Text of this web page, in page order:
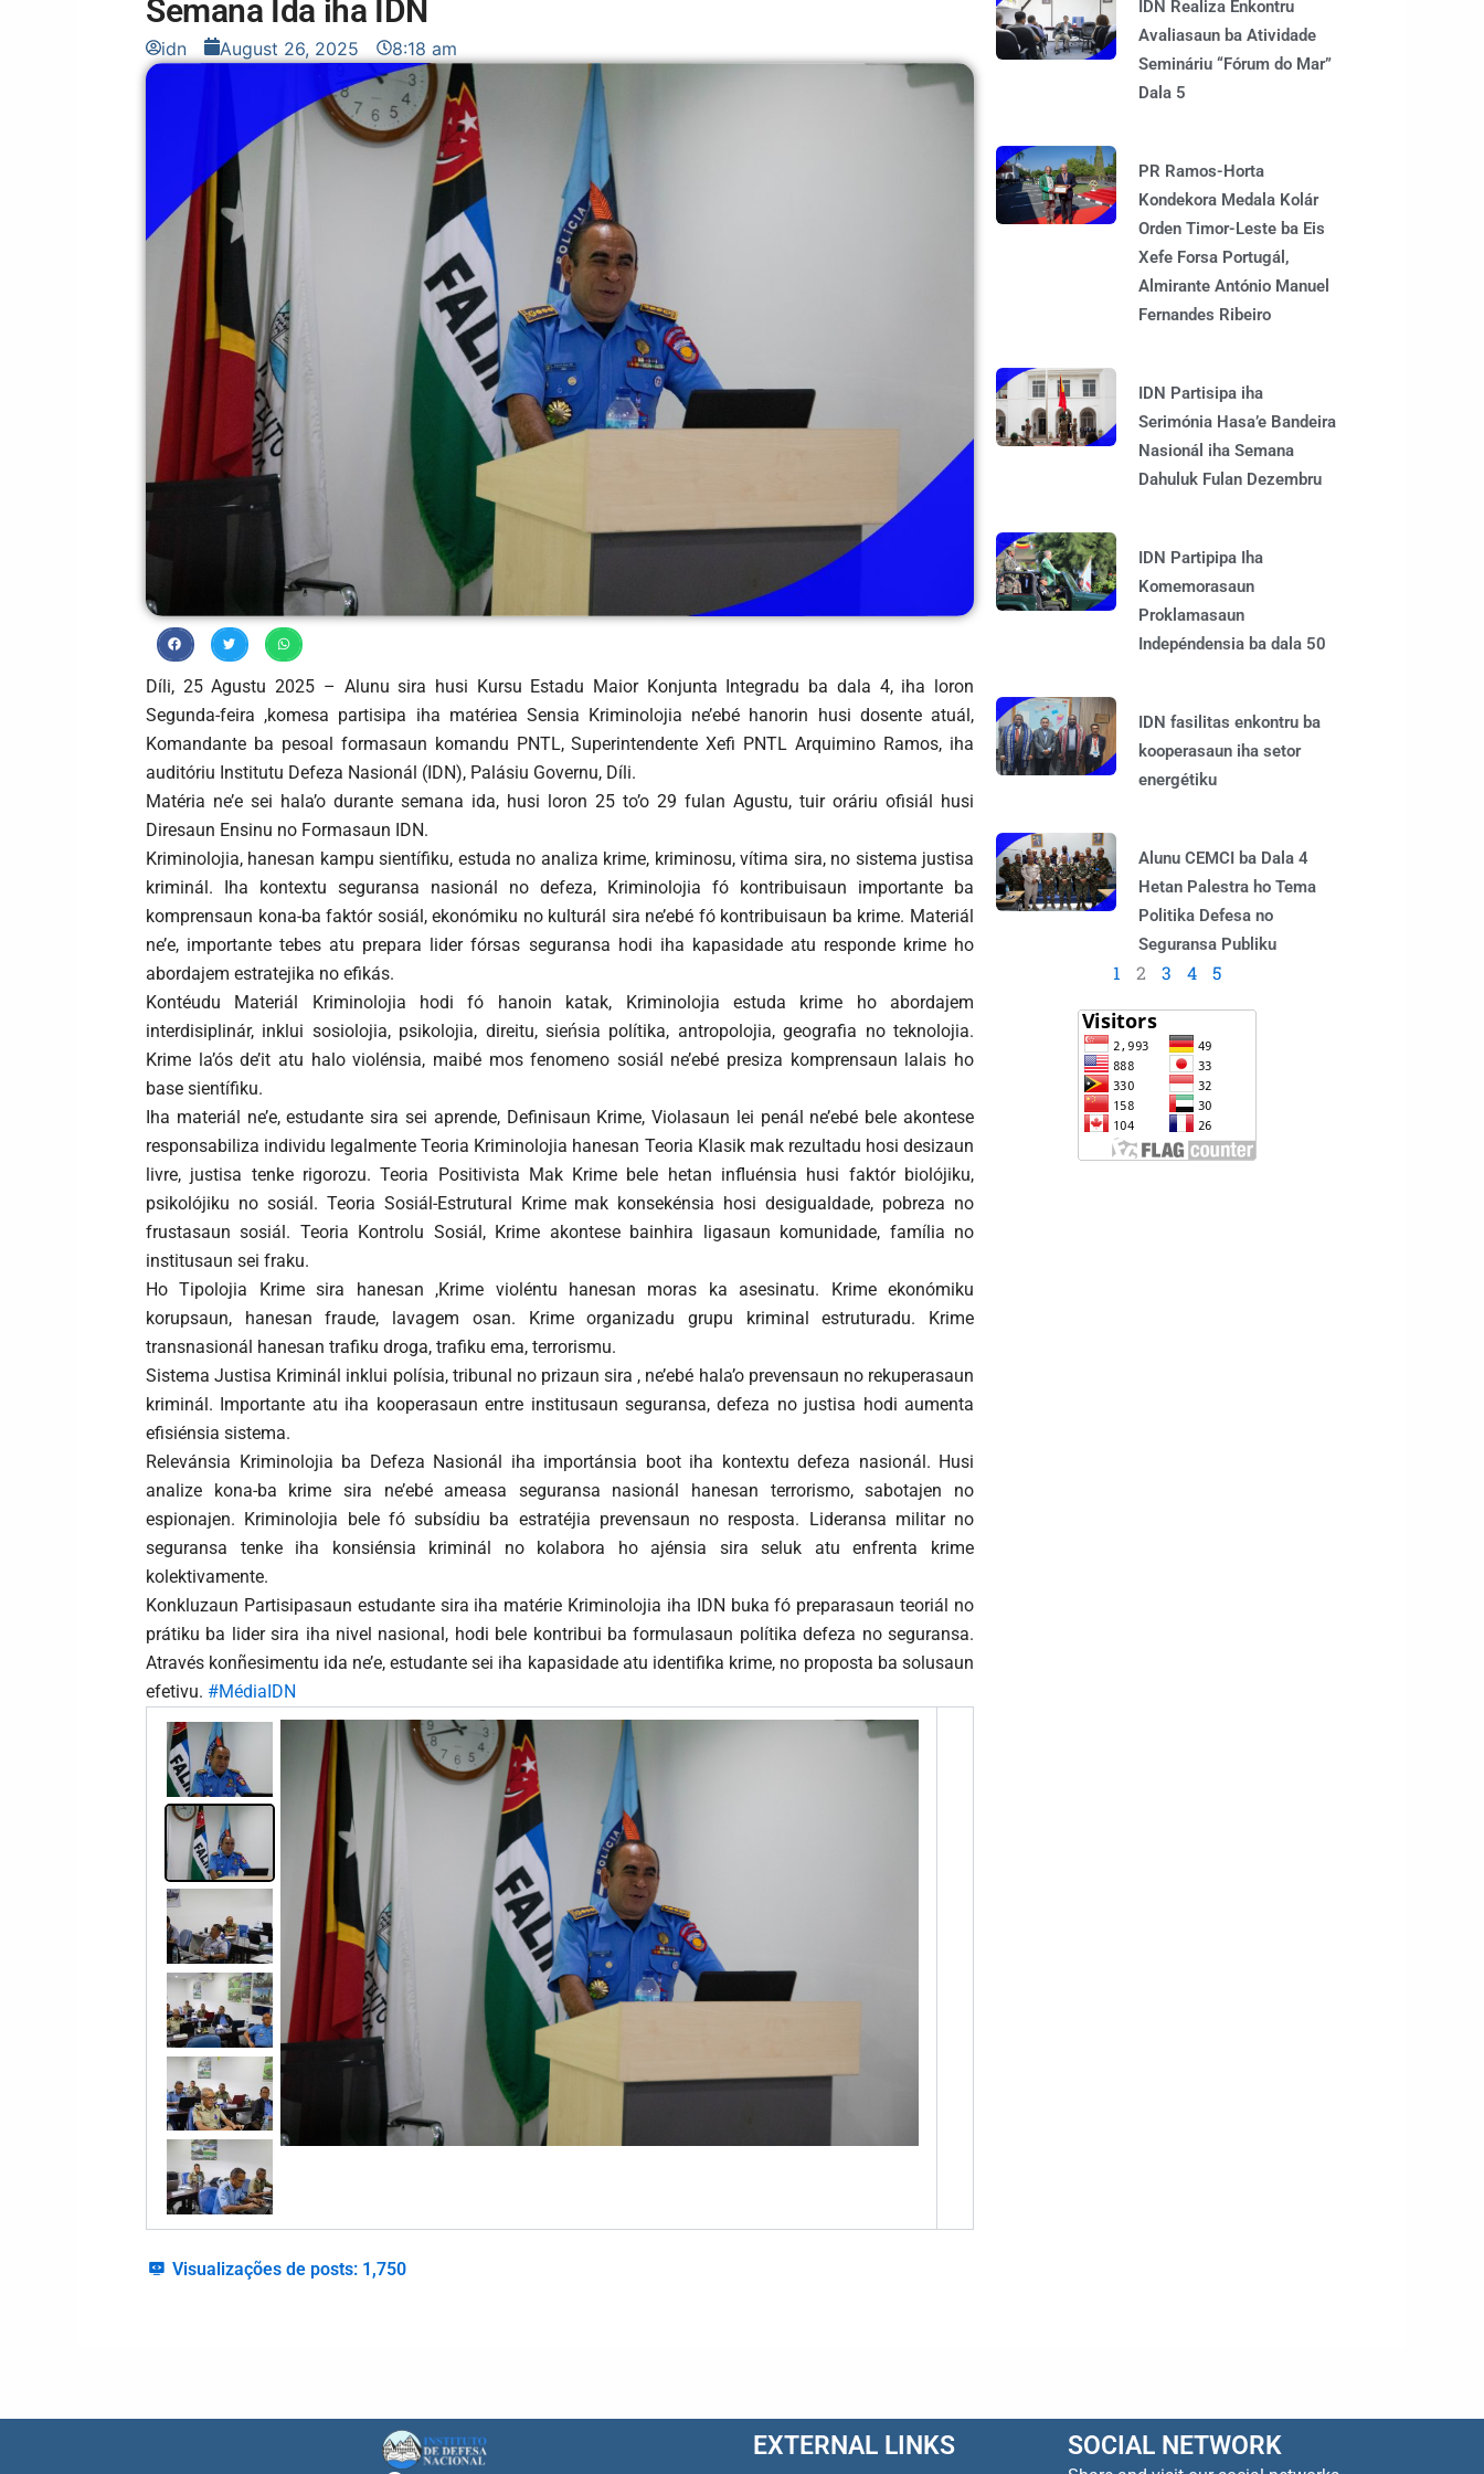
Semana Ida iha IDN
idn August 26, 2025 8:18 am
Díli, 25 Agustu 2025 – Alunu sira husi Kursu Estadu Maior Konjunta Integradu ba dala 4, iha loron
Segunda-feira ,komesa partisipa iha matériea Sensia Kriminolojia ne’ebé hanorin husi dosente atuál,
Komandante ba pesoal formasaun komandu PNTL, Superintendente Xefi PNTL Arquimino Ramos, iha
auditóriu Institutu Defeza Nasionál (IDN), Palásiu Governu, Díli.
Matéria ne’e sei hala’o durante semana ida, husi loron 25 to’o 29 fulan Agustu, tuir oráriu ofisiál husi
Diresaun Ensinu no Formasaun IDN.
Kriminolojia, hanesan kampu sientífiku, estuda no analiza krime, kriminosu, vítima sira, no sistema justisa
kriminál. Iha kontextu seguransa nasionál no defeza, Kriminolojia fó kontribuisaun importante ba
komprensaun kona-ba faktór sosiál, ekonómiku no kulturál sira ne’ebé fó kontribuisaun ba krime. Materiál
ne’e, importante tebes atu prepara lider fórsas seguransa hodi iha kapasidade atu responde krime ho
abordajem estratejika no efikás.
Kontéudu Materiál Kriminolojia hodi fó hanoin katak, Kriminolojia estuda krime ho abordajem
interdisiplinár, inklui sosiolojia, psikolojia, direitu, sieńsia polítika, antropolojia, geografia no teknolojia.
Krime la’ós de’it atu halo violénsia, maibé mos fenomeno sosiál ne’ebé presiza komprensaun lalais ho
base sientífiku.
Iha materiál ne’e, estudante sira sei aprende, Definisaun Krime, Violasaun lei penál ne’ebé bele akontese
responsabiliza individu legalmente Teoria Kriminolojia hanesan Teoria Klasik mak rezultadu hosi desizaun
livre, justisa tenke rigorozu. Teoria Positivista Mak Krime bele hetan influénsia husi faktór biolójiku,
psikolójiku no sosiál. Teoria Sosiál-Estrutural Krime mak konsekénsia hosi desigualdade, pobreza no
frustasaun sosiál. Teoria Kontrolu Sosiál, Krime akontese bainhira ligasaun komunidade, família no
institusaun sei fraku.
Ho Tipolojia Krime sira hanesan ,Krime violéntu hanesan moras ka asesinatu. Krime ekonómiku
korupsaun, hanesan fraude, lavagem osan. Krime organizadu grupu kriminal estruturadu. Krime
transnasionál hanesan trafiku droga, trafiku ema, terrorismu.
Sistema Justisa Kriminál inklui polísia, tribunal no prizaun sira , ne’ebé hala’o prevensaun no rekuperasaun
kriminál. Importante atu iha kooperasaun entre institusaun seguransa, defeza no justisa hodi aumenta
efisiénsia sistema.
Relevánsia Kriminolojia ba Defeza Nasionál iha importánsia boot iha kontextu defeza nasionál. Husi
analize kona-ba krime sira ne’ebé ameasa seguransa nasionál hanesan terrorismo, sabotajen no
espionajen. Kriminolojia bele fó subsídiu ba estratéjia prevensaun no resposta. Lideransa militar no
seguransa tenke iha konsiénsia kriminál no kolabora ho ajénsia sira seluk atu enfrenta krime
kolektivamente.
Konkluzaun Partisipasaun estudante sira iha matérie Kriminolojia iha IDN buka fó preparasaun teoriál no
prátiku ba lider sira iha nivel nasional, hodi bele kontribui ba formulasaun polítika defeza no seguransa.
Através konñesimentu ida ne’e, estudante sei iha kapasidade atu identifika krime, no proposta ba solusaun
efetivu. #MédiaIDN
Visualizações de posts: 1,750
IDN Realiza Enkontru
Avaliasaun ba Atividade
Semináriu “Fórum do Mar”
Dala 5
PR Ramos-Horta
Kondekora Medala Kolár
Orden Timor-Leste ba Eis
Xefe Forsa Portugál,
Almirante António Manuel
Fernandes Ribeiro
IDN Partisipa iha
Serimónia Hasa’e Bandeira
Nasionál iha Semana
Dahuluk Fulan Dezembru
IDN Partipipa Iha
Komemorasaun
Proklamasaun
Indepéndensia ba dala 50
IDN fasilitas enkontru ba
kooperasaun iha setor
energétiku
Alunu CEMCI ba Dala 4
Hetan Palestra ho Tema
Politika Defesa no
Seguransa Publiku
1 2 3 4 5
EXTERNAL LINKS SOCIAL NETWORK